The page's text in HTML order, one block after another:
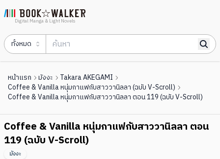
Digital Manga & Light Novels
ทั้งหมด
หน้าแรก มังงะ
Takara AKEGAMI
Coffee & Vanilla หนุ่มกาแฟกับสาววานิลลา (ฉบับ V-Scroll)
Coffee & Vanilla หนุ่มกาแฟกับสาววานิลลา ตอน 119 (ฉบับ V-Scroll)
Coffee & Vanilla หนุ่มกาแฟกับสาววานิลลา ตอน
119 (ฉบับ V-Scroll)
มังงะ